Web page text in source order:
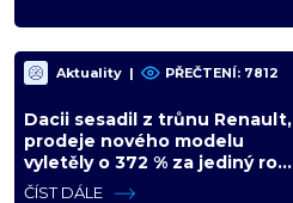
Aktuality | PŘEČTENÍ: 7812
Dacii sesadil z trůnu Renault,
prodeje nového modelu
vyletěly o 372 % za jediný rok.
Češi ale jedou svojí pohádku
ČÍST DÁLE